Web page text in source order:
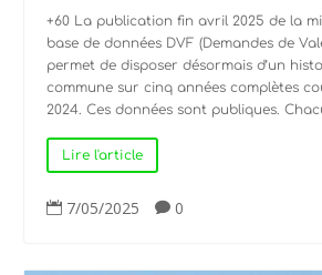
+60 La publication fin avril 2025 de la
base de données DVF (Demandes de
permet de disposer désormais d’un
commune sur cinq années complètes
2024. Ces données sont publiques.
Lire l'article
 7/05/2025  0